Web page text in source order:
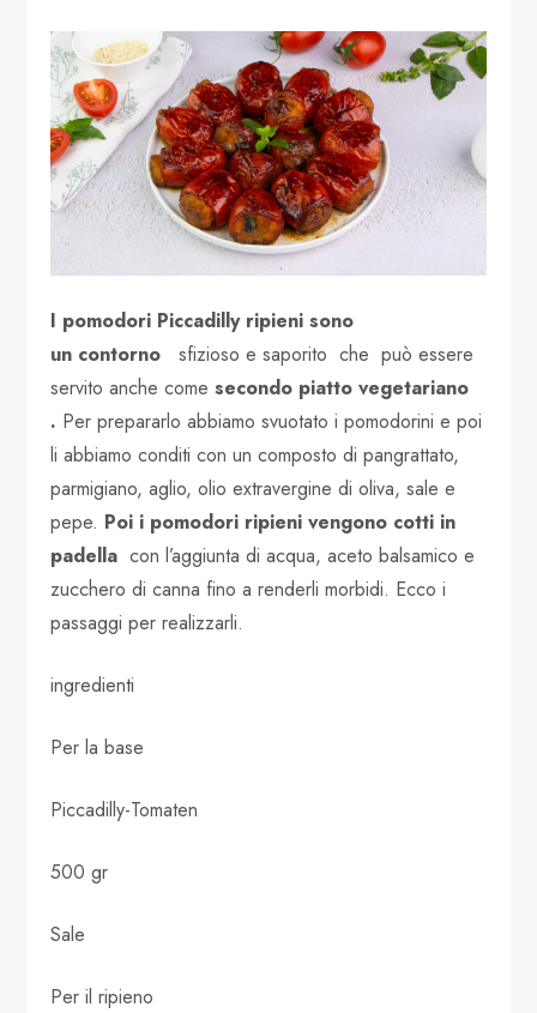
I pomodori Piccadilly ripieni sono
un contorno
sfizioso e saporito che può essere
servito anche comesecondo piatto vegetariano
. Per prepararlo abbiamo svuotato i pomodorini e poi
li abbiamo conditi con un composto di pangrattato,
parmigiano, aglio, olio extravergine di oliva, sale e
pepe. Poi i pomodori ripieni vengono cotti in
padella con l’aggiunta di acqua, aceto balsamico e
zucchero di canna fino a renderli morbidi. Ecco i
passaggi per realizzarli.
ingredienti
Per la base
Piccadilly-Tomaten
500 gr
Sale
Per il ripieno